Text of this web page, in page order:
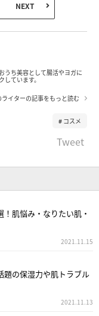
NEXT
うち美容として腸活やヨガに
ています。
ライターの記事をもっと読む
コスメ
Tweet
！肌悩み・なりたい肌・
2021.11.15
題の保湿力や肌トラブル
2021.11.13